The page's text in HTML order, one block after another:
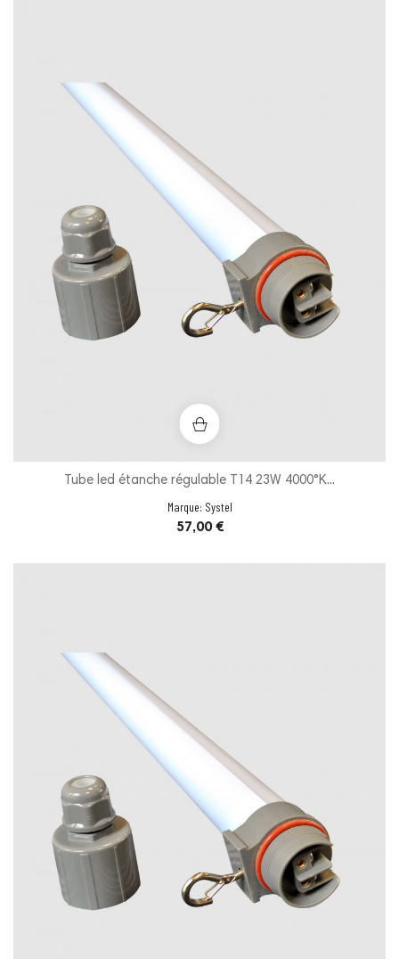
Tube led étanche régulable T14 23W 4000°K...
Marque: Systel
Prix
57,00 €